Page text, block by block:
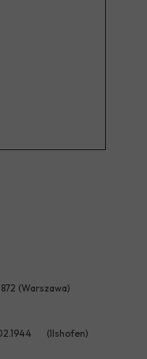
(Warszawa)
(Ilshofen)